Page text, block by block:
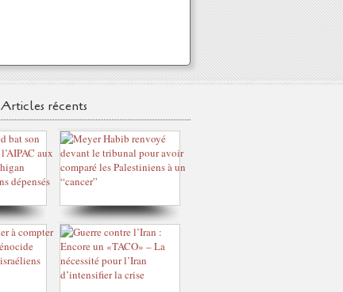
Articles récents